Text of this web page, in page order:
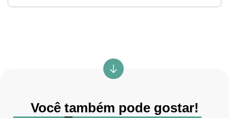
Você também pode gostar!
DIA5 de abril de 2026